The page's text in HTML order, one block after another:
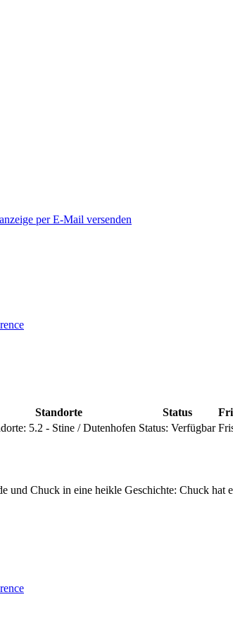
per E-Mail versenden
Standorte Status
5.2 - Stine / Dutenhofen Status: Verfügbar
und Chuck in eine heikle Geschichte: Chuck